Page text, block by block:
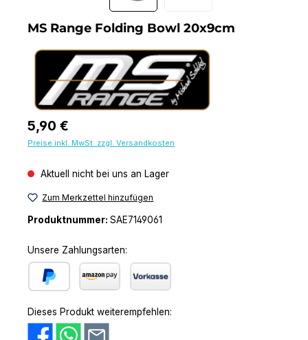
MS Range Folding Bowl 20x9cm
Regulärer Preis:
5,90 €
Preise inkl. MwSt. zzgl. Versandkosten
Aktuell nicht bei uns an Lager
Zum Merkzettel hinzufügen
Produktnummer: SAE7149061
Unsere Zahlungsarten:
Dieses Produkt weiterempfehlen: